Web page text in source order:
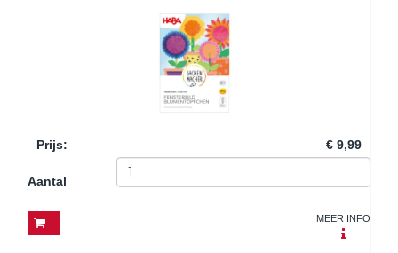
Prijs: € 9,99
Aantal
MEER INFO